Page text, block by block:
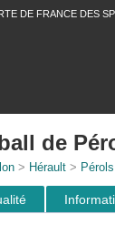
DE FRANCE DES
de
> Hérault> Pérols